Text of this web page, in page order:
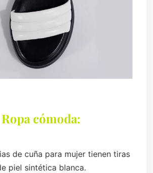
Ropa cómoda:
de cuña para mujer tienen tiras
piel sintética blanca.